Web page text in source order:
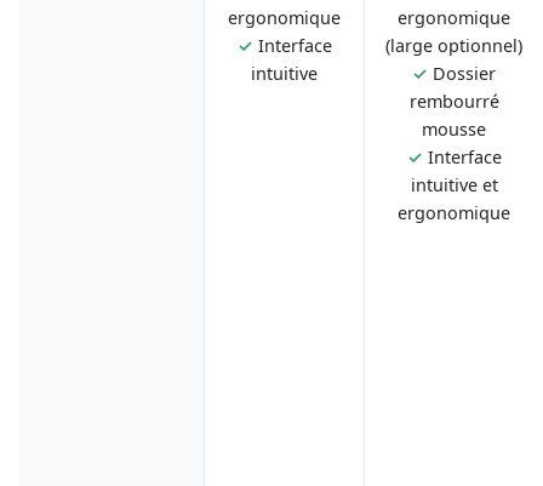
ergonomique
✓ Interface
intuitive
ergonomique
(large optionnel)
✓ Dossier
rembourré
mousse
✓ Interface
intuitive et
ergonomique